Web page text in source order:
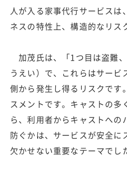
人が入る家事代行サービスは
ネスの特性上、構造的なリス
加茂氏は、「1つ目は盗難
うえい）で、これらはサービ
側から発生し得るリスクです
スメントです。キャストの多
ら、利用者からキャストへの
防ぐかは、サービスが安全に
欠かせない重要なテーマでし